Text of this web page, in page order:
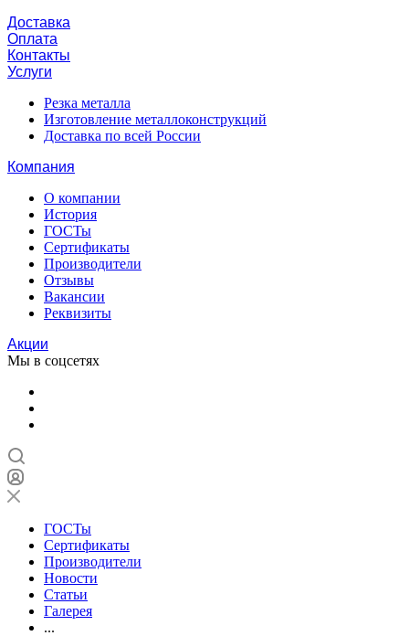
Доставка
Оплата
Контакты
Услуги
Резка металла
Изготовление металлоконструкций
Доставка по всей России
Компания
О компании
История
ГОСТы
Сертификаты
Производители
Отзывы
Вакансии
Реквизиты
Акции
Мы в соцсетях
ГОСТы
Сертификаты
Производители
Новости
Статьи
Галерея
...